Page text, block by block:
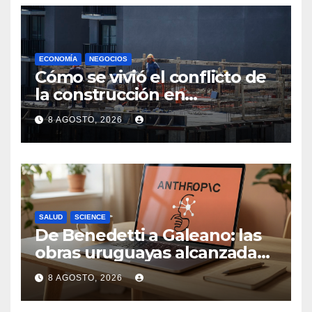
ECONOMÍA NEGOCIOS
Cómo se vivió el conflicto de
la construcción en
Maldonado, un
departamento donde el
sector tiene sus
particularidades
8 AGOSTO, 2026
SALUD SCIENCE
De Benedetti a Galeano: las
obras uruguayas alcanzadas
por la demanda colectiva de
US$ 1.500 millones contra
Anthropic
8 AGOSTO, 2026